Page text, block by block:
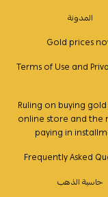
المدونة
Gold prices
Terms of Use and
Ruling on buying
online store and the
paying in
Frequently Asked
حاسبة الذهب